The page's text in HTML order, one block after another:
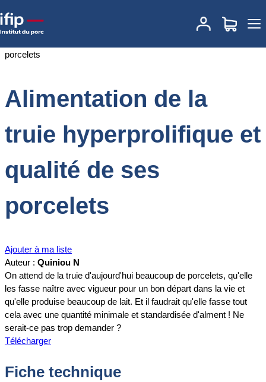
Accueil
Alimentation de la truie hyperprolifique et
qualité de ses porcelets
Alimentation de la
truie hyperprolifique et
qualité de ses
porcelets
Ajouter à ma liste
Auteur : Quiniou N
On attend de la truie d'aujourd'hui beaucoup de porcelets, qu'elle
les fasse naître avec vigueur pour un bon départ dans la vie et
qu'elle produise beaucoup de lait. Et il faudrait qu'elle fasse tout
cela avec une quantité minimale et standardisée d'alment ! Ne
serait-ce pas trop demander ?
Télécharger
Fiche technique